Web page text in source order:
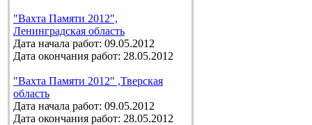
"Вахта Памяти 2012",
Ленинградская область
Дата начала работ: 09.05.2012
Дата окончания работ: 28.05.2012
"Вахта Памяти 2012" ,Тверская
область
Дата начала работ: 09.05.2012
Дата окончания работ: 28.05.2012